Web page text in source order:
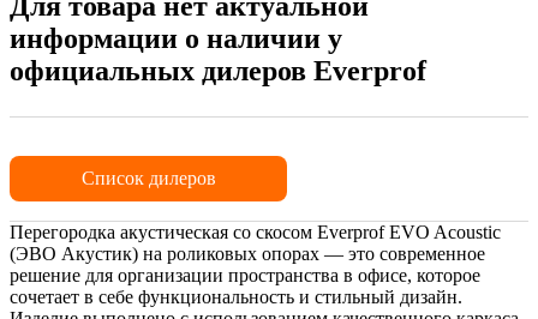
информации о наличии у
официальных дилеров Everprof
Список дилеров
Перегородка акустическая со скосом Everprof EVO Acoustic
(ЭВО Акустик) на роликовых опорах — это современное
решение для организации пространства в офисе, которое
сочетает в себе функциональность и стильный дизайн.